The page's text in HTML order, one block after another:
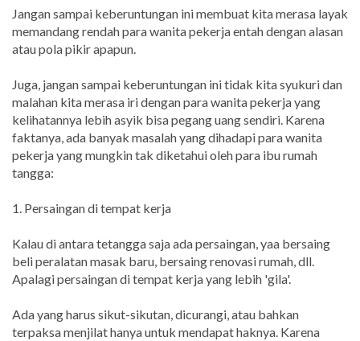
Jangan sampai keberuntungan ini membuat kita merasa layak
memandang rendah para wanita pekerja entah dengan alasan
atau pola pikir apapun.
Juga, jangan sampai keberuntungan ini tidak kita syukuri dan
malahan kita merasa iri dengan para wanita pekerja yang
kelihatannya lebih asyik bisa pegang uang sendiri. Karena
faktanya, ada banyak masalah yang dihadapi para wanita
pekerja yang mungkin tak diketahui oleh para ibu rumah
tangga:
1. Persaingan di tempat kerja
Kalau di antara tetangga saja ada persaingan, yaa bersaing
beli peralatan masak baru, bersaing renovasi rumah, dll.
Apalagi persaingan di tempat kerja yang lebih 'gila'.
Ada yang harus sikut-sikutan, dicurangi, atau bahkan
terpaksa menjilat hanya untuk mendapat haknya. Karena